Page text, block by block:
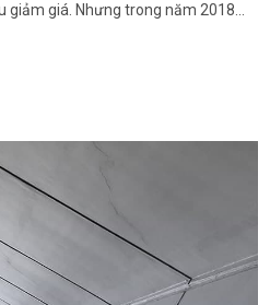
giá. Nhưng trong năm 2018...